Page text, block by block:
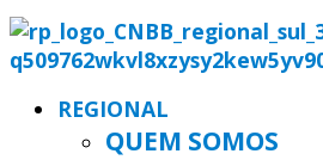
REGIONAL
QUEM SOMOS